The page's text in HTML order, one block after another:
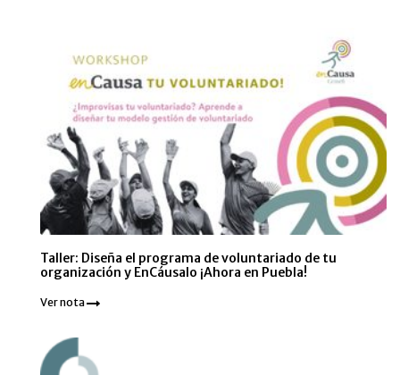
Taller: Diseña el programa de voluntariado de tu
organización y EnCáusalo ¡Ahora en Puebla!
Ver nota